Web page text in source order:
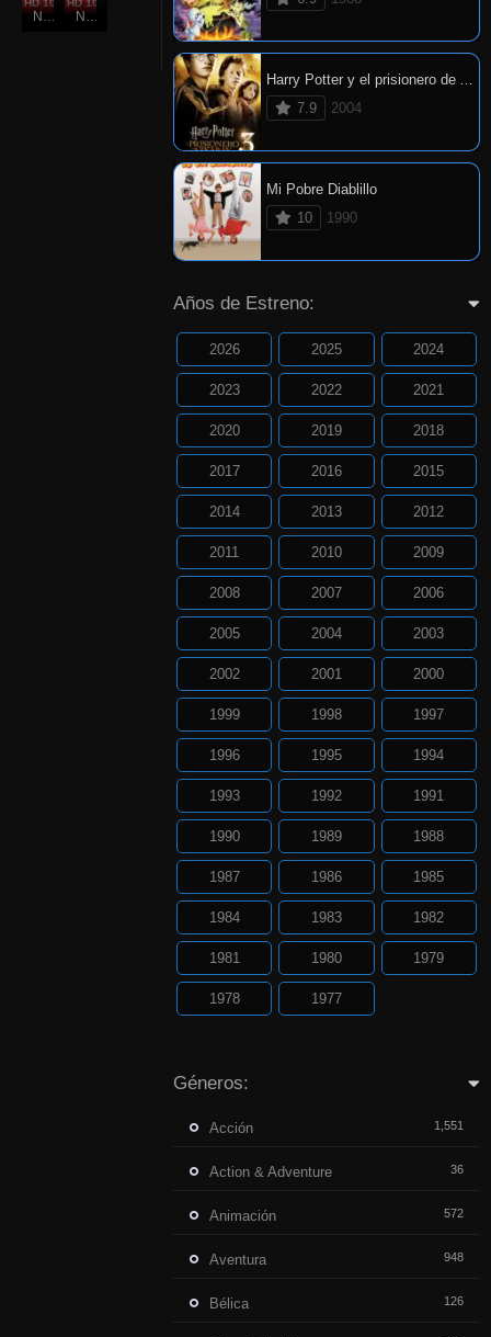
4.7
HD 1080P
Nov. 18, 2009
5.2
HD 1080P
Nov. 20, 2008
Harry Potter y el prisionero de Azkaban
7.9
2004
Mi Pobre Diablillo
10
1990
Años de Estreno:
2026 2025 2024
2023 2022 2021
2020 2019 2018
2017 2016 2015
2014 2013 2012
2011 2010 2009
2008 2007 2006
2005 2004 2003
2002 2001 2000
1999 1998 1997
1996 1995 1994
1993 1992 1991
1990 1989 1988
1987 1986 1985
1984 1983 1982
1981 1980 1979
1978 1977
Géneros:
Acción 1,551
Action & Adventure 36
Animación 572
Aventura 948
Bélica 126